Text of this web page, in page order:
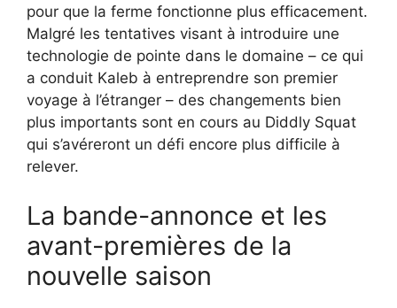
pour que la ferme fonctionne plus efficacement.
Malgré les tentatives visant à introduire une
technologie de pointe dans le domaine – ce qui
a conduit Kaleb à entreprendre son premier
voyage à l’étranger – des changements bien
plus importants sont en cours au Diddly Squat
qui s’avéreront un défi encore plus difficile à
relever.
La bande-annonce et les
avant-premières de la
nouvelle saison